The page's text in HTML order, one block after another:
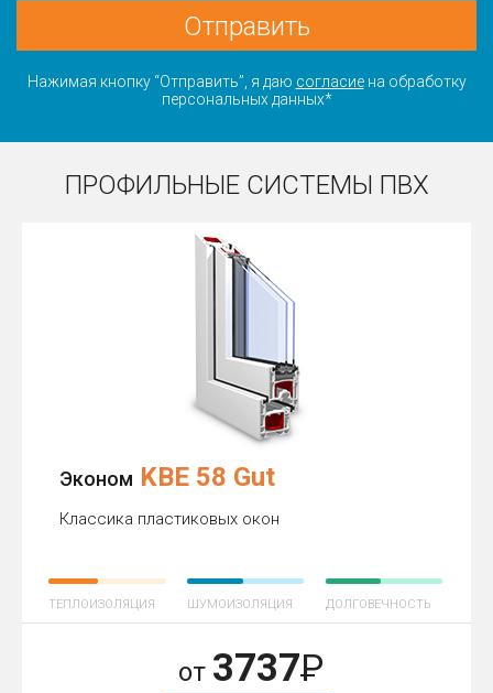
Отправить
Нажимая кнопку “Отправить”, я даю согласиена обработку
персональных данных*
ПРОФИЛЬНЫЕ СИСТЕМЫ ПВХ
Эконом KBE 58 Gut
Классика пластиковых окон
ТЕПЛОИЗОЛЯЦИЯ ШУМОИЗОЛЯЦИЯ ДОЛГОВЕЧНОСТЬ
от 3737Р